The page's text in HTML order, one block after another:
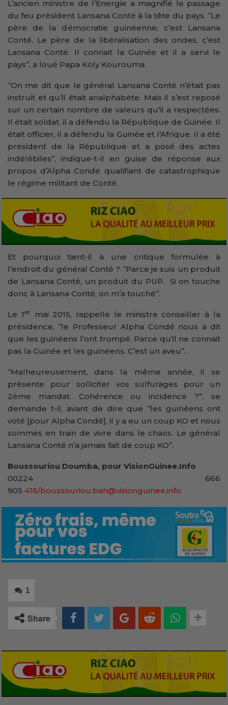
L’ancien ministre de l’Energie a magnifié le passage
du feu président Lansana Conté à la tête du pays. ‘’Le
père de la démocratie guinéenne, c’est Lansana
Conté. Le père de la libéralisation des ondes, c’est
Lansana Conté. Il connait la Guinée et il a servi le
pays’’, a loué Papa Koly Kourouma.
‘’On me dit que le général Lansana Conté n’était pas
instruit et qu’il était analphabète. Mais il s’est reposé
sur un certain nombre de valeurs qu’il a respectées.
Il était soldat, il a défendu la République de Guinée. Il
était officier, il a défendu la Guinée et l’Afrique. Il a été
président de la République et a posé des actes
indélébiles’’, indique-t-il en guise de réponse aux
propos d’Alpha Condé qualifiant de catastrophique
le régime militant de Conté.
Et pourquoi tient-il à une critique formulée à
l’endroit du général Conté ? ‘’Parce je suis un produit
de Lansana Conté, un produit du PUP. Si on touche
donc à Lansana Conté, on m’a touché’’.
Le 1 er
mai 2015, rappelle le ministre conseiller à la
présidence, ‘’le Professeur Alpha Condé nous a dit
que les guinéens l’ont trompé. Parce qu’il ne connait
pas la Guinée et les guinéens. C’est un aveu’’.
‘’Malheureusement, dans la même année, il se
présente pour solliciter vos sulfurages pour un
2ème mandat. Cohérence ou incidence ?’’, se
demande t-il, avant de dire que ‘’les guinéens ont
voté [pour Alpha Condé], il y a eu un coup KO et nous
sommes en train de vivre dans le chaos. Le général
Lansana Conté n’a jamais fait de coup KO’’.
Boussouriou Doumba, pour VisionGuinee.Info
00224 666
905 416/boussouriou.bah@visionguinee.info
1
Share